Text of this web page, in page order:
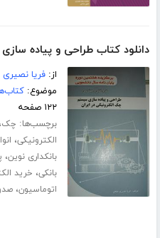
دانلود کتاب طراحی و پیاده
از:فریا
موضوع:
۱۲۲ صفحه
برچسب‌ها: چک،
الکترونیکی،
بانکداری نوین،
بانکی، خرید
اتوماسیون،